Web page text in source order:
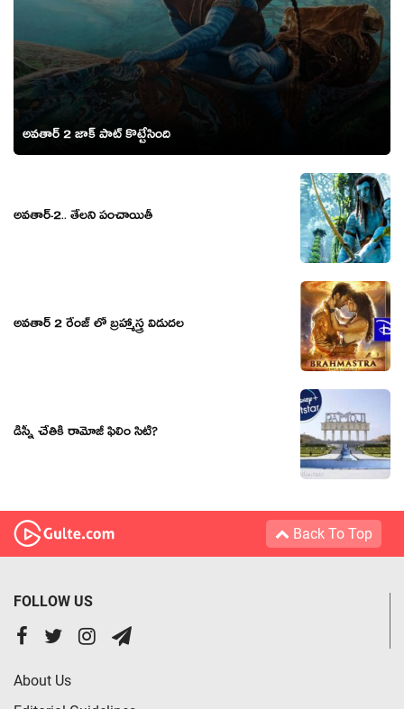
అవతార్ 2 జాక్ పాట్ కొట్టేసింది
అవతార్-2.. తేలని పంచాయితీ
అవతార్ 2 రేంజ్ లో బ్రహ్మాస్త్ర విడుదల
డిస్నీ చేతికి రామోజీ ఫిలిం సిటీ?
Back To Top
FOLLOW US
About Us